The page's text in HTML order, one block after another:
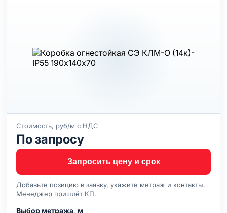
Стоимость, руб/м с НДС
По запросу
Запросить цену и срок
Добавьте позицию в заявку, укажите метраж и контакты.
Менеджер пришлёт КП.
Выбор метража, м